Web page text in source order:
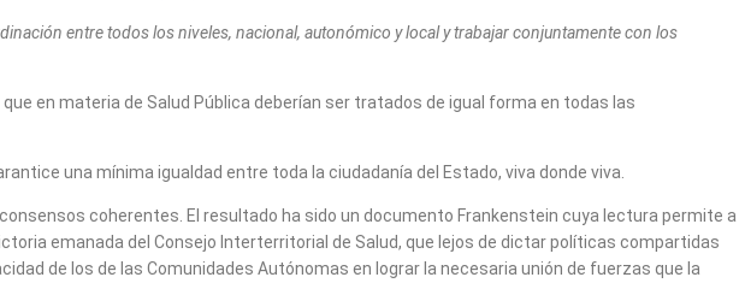
entre todos los niveles, nacional, autonómico y local y trabajar conjuntamente con los
en materia de Salud Pública deberían ser tratados de igual forma en todas las
una mínima igualdad entre toda la ciudadanía del Estado, viva donde viva.
coherentes. El resultado ha sido un documento Frankenstein cuya lectura permite a
emanada del Consejo Interterritorial de Salud, que lejos de dictar políticas compartidas
de los de las Comunidades Autónomas en lograr la necesaria unión de fuerzas que la